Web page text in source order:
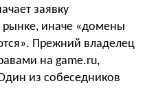
заявку
рынке, иначе «домены
Прежний владелец
на game.ru,
из собеседников